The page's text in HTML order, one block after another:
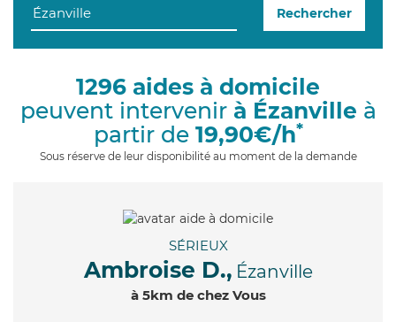
g
i
Rechercher
1296 aides à domicile
peuvent intervenir à Ézanville à
partir de 19,90€/h*
Sous réserve de leur disponibilité au moment de la demande
SÉRIEUX
Ambroise D., Ézanville
à 5km de chez Vous